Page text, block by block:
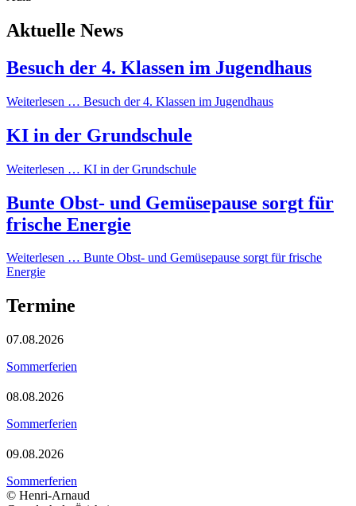
Aktuelle News
Besuch der 4. Klassen im Jugendhaus
Weiterlesen … Besuch der 4. Klassen im Jugendhaus
KI in der Grundschule
Weiterlesen … KI in der Grundschule
Bunte Obst- und Gemüsepause sorgt für
frische Energie
Weiterlesen … Bunte Obst- und Gemüsepause sorgt für frische
Energie
Termine
07.08.2026
Sommerferien
08.08.2026
Sommerferien
09.08.2026
Sommerferien
© Henri-Arnaud